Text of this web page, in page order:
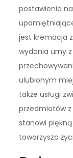
postawienia
jest kremacja
wydania urny
ulubionym
także usługi
przedmiotów
stanowi
towarzysza